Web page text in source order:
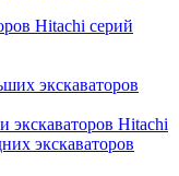
Hitachi серий
экскаваторов
экскаваторов Hitachi
экскаваторов